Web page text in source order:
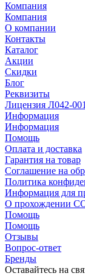
Компания
Компания
О компании
Контакты
Каталог
Акции
Скидки
Блог
Реквизиты
Лицензия Л042-
Информация
Информация
Помощь
Оплата и доставка
Гарантия на товар
Соглашение на
Политика
Информация для
О прохождении
Помощь
Помощь
Отзывы
Вопрос-ответ
Бренды
Оставайтесь на